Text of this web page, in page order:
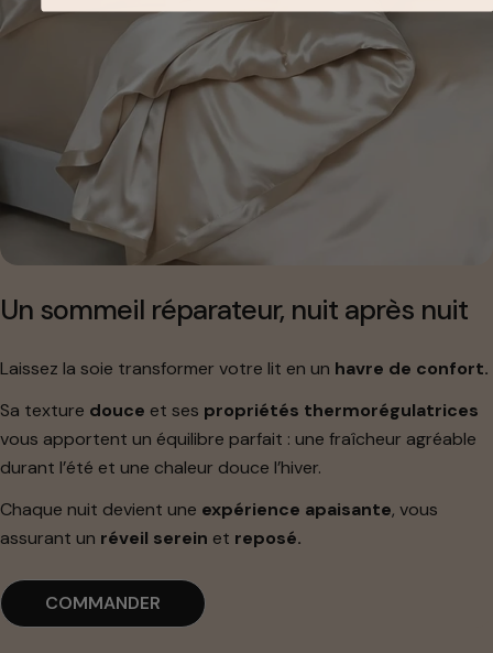
Un sommeil réparateur, nuit après nuit
Laissez la soie transformer votre lit en un havre de confort.
Sa texture douce et ses propriétés thermorégulatrices
vous apportent un équilibre parfait : une fraîcheur agréable
durant l’été et une chaleur douce l’hiver.
Chaque nuit devient une expérience apaisante, vous
assurant un réveil serein et reposé.
COMMANDER